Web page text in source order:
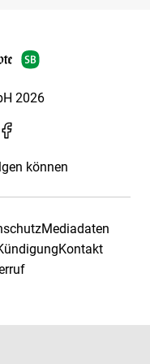
2026
können
Mediadaten
Kontakt